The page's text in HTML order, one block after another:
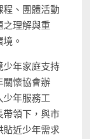
程、團體活動
之理解與重
。
少年家庭支持
關懷協會辦
少年服務工
帶領下，與市
貼近少年需求